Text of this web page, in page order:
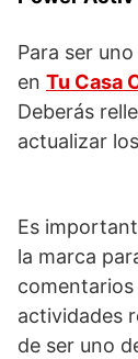
Para ser
en Tu Casa
Deberás
actualizar
Es
la marca
actividades
de ser uno